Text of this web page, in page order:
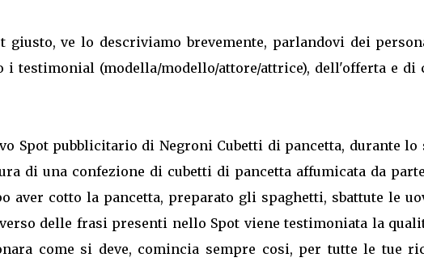
giusto, ve lo descriviamo brevemente, parlandovi dei
testimonial (modella/modello/attore/attrice), dell'offerta e di
Spot pubblicitario di Negroni Cubetti di pancetta, durante lo
di una confezione di cubetti di pancetta affumicata da
aver cotto la pancetta, preparato gli spaghetti, sbattute le
delle frasi presenti nello Spot viene testimoniata la
come si deve, comincia sempre cosi, per tutte le tue